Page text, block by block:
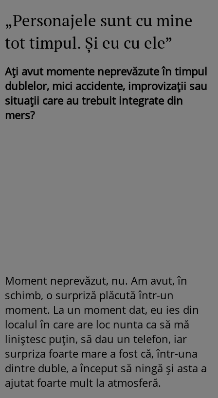
„Personajele sunt cu mine
tot timpul. Și eu cu ele”
Ați avut momente neprevăzute în timpul
dublelor, mici accidente, improvizații sau
situații care au trebuit integrate din
mers?
Moment neprevăzut, nu. Am avut, în
schimb, o surpriză plăcută într-un
moment. La un moment dat, eu ies din
localul în care are loc nunta ca să mă
liniștesc puțin, să dau un telefon, iar
surpriza foarte mare a fost că, într-una
dintre duble, a început să ningă și asta a
ajutat foarte mult la atmosferă.